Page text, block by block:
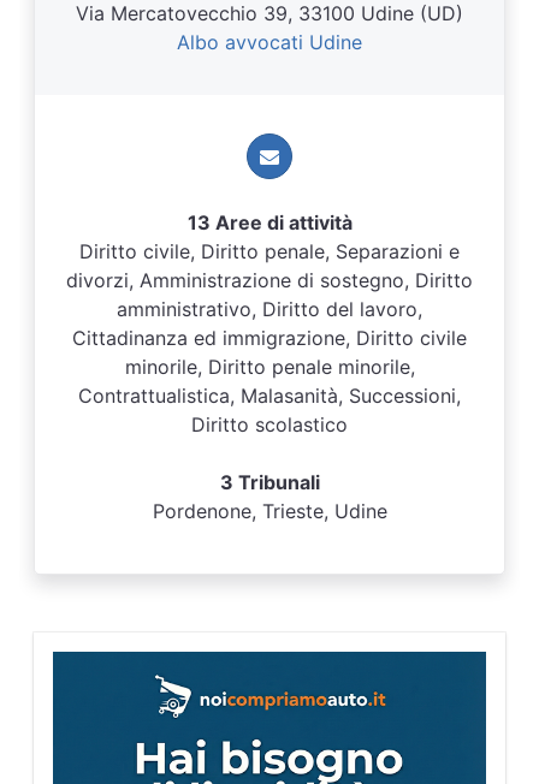
Via Mercatovecchio 39, 33100 Udine (UD)
Albo avvocati Udine
13 Aree di attività
Diritto civile, Diritto penale, Separazioni e
divorzi, Amministrazione di sostegno, Diritto
amministrativo, Diritto del lavoro,
Cittadinanza ed immigrazione, Diritto civile
minorile, Diritto penale minorile,
Contrattualistica, Malasanità, Successioni,
Diritto scolastico
3 Tribunali
Pordenone, Trieste, Udine